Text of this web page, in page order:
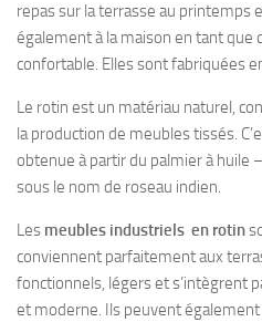
repas sur la terrasse au printemps
également à la maison en tant que
confortable. Elles sont fabriquées
Le rotin est un matériau naturel,
la production de meubles tissés.
obtenue à partir du palmier à huile
sous le nom de roseau indien.
Les meubles industriels en rotin
conviennent parfaitement aux
fonctionnels, légers et s’intègrent
et moderne. Ils peuvent également